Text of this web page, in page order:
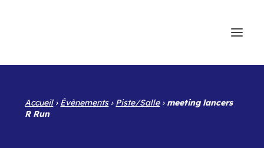
Accueil› Évènements› Piste/Salle› meeting lancers
R Run